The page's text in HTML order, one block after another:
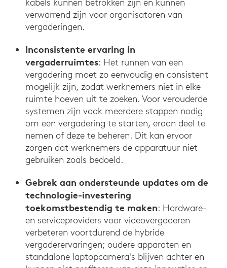
verwarrend zijn voor organisatoren van
vergaderingen.
Inconsistente ervaring in
vergaderruimtes: Het runnen van een
vergadering moet zo eenvoudig en consistent
mogelijk zijn, zodat werknemers niet in elke
ruimte hoeven uit te zoeken. Voor verouderde
systemen zijn vaak meerdere stappen nodig
om een vergadering te starten, eraan deel te
nemen of deze te beheren. Dit kan ervoor
zorgen dat werknemers de apparatuur niet
gebruiken zoals bedoeld.
Gebrek aan ondersteunde updates om de
technologie-investering
toekomstbestendig te maken: Hardware-
en serviceproviders voor videovergaderen
verbeteren voortdurend de hybride
vergaderervaringen; oudere apparaten en
standalone laptopcamera's blijven achter en